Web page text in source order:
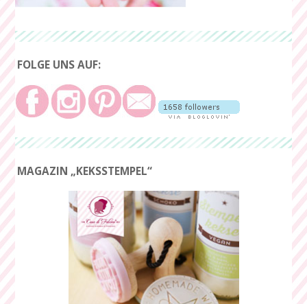
FOLGE UNS AUF:
MAGAZIN „KEKSSTEMPEL“